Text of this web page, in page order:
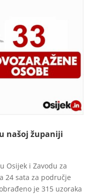
našoj županiji
Osijek i Zavodu za
24 sata za područje
je 315 uzoraka